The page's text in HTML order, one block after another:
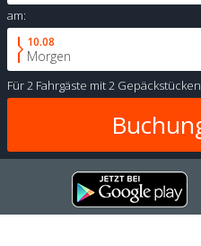
am:
10.08
Morgen
Für2 Fahrgäste mit2 Gepäckstücken